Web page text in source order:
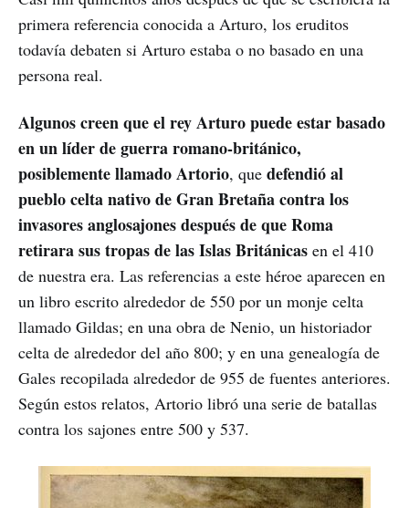
primera referencia conocida a Arturo, los eruditos
todavía debaten si Arturo estaba o no basado en una
persona real.
Algunos creen que el rey Arturo puede estar basado
en un líder de guerra romano-británico,
posiblemente llamado Artorio, que defendió al
pueblo celta nativo de Gran Bretaña contra los
invasores anglosajones después de que Roma
retirara sus tropas de las Islas Británicas en el 410
de nuestra era. Las referencias a este héroe aparecen en
un libro escrito alrededor de 550 por un monje celta
llamado Gildas; en una obra de Nenio, un historiador
celta de alrededor del año 800; y en una genealogía de
Gales recopilada alrededor de 955 de fuentes anteriores.
Según estos relatos, Artorio libró una serie de batallas
contra los sajones entre 500 y 537.